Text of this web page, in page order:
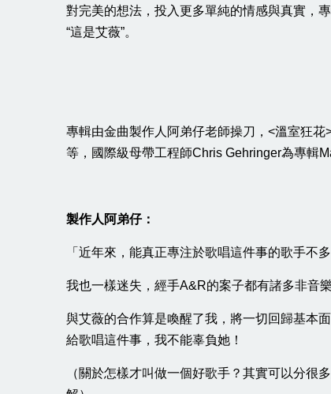
對完美的想法，投入更多單純的情感與真實，
“這是艾薇”。
專輯由金曲製作人阿弟仔老師操刀，<溫室狂
等，國際級母帶工程師Chris Gehringer為專輯
製作人阿弟仔：
「近年來，能真正專注於歌唱這件事的歌手不
我也一樣迷失，經手A&R的案子都有諸多非音
與艾薇的合作算是喚醒了我，將一切回歸基本
給歌唱這件事，我不能辜負她！
（關於怎樣才叫做一個好歌手？其實可以分